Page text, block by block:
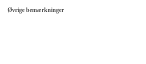
Øvrige bemærkninger